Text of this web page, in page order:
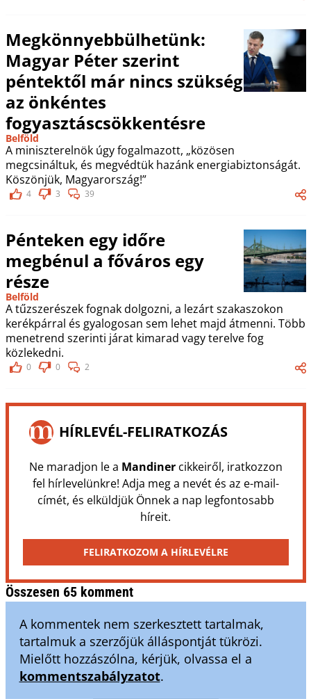
Megkönnyebbülhetünk:
Magyar Péter szerint
péntektől már nincs szükség
az önkéntes
fogyasztáscsökkentésre
Belföld
A miniszterelnök úgy fogalmazott, „közösen
megcsináltuk, és megvédtük hazánk energiabiztonságát.
Köszönjük, Magyarország!”
4 3 39
Pénteken egy időre
megbénul a főváros egy
része
Belföld
A tűzszerészek fognak dolgozni, a lezárt szakaszokon
kerékpárral és gyalogosan sem lehet majd átmenni. Több
menetrend szerinti járat kimarad vagy terelve fog
közlekedni.
0 0 2
HÍRLEVÉL-FELIRATKOZÁS
Ne maradjon le a Mandinercikkeiről, iratkozzon
fel hírlevelünkre! Adja meg a nevét és az e-mail-
címét, és elküldjük Önnek a nap legfontosabb
híreit.
FELIRATKOZOM A HÍRLEVÉLRE
Összesen 65 komment
A kommentek nem szerkesztett tartalmak,
tartalmuk a szerzőjük álláspontját tükrözi.
Mielőtt hozzászólna, kérjük, olvassa el a
kommentszabályzatot.